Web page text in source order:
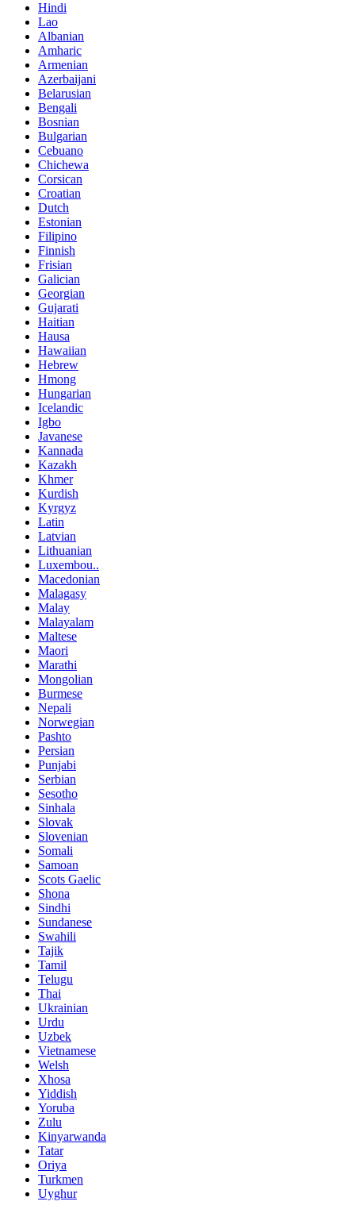
Hindi
Lao
Albanian
Amharic
Armenian
Azerbaijani
Belarusian
Bengali
Bosnian
Bulgarian
Cebuano
Chichewa
Corsican
Croatian
Dutch
Estonian
Filipino
Finnish
Frisian
Galician
Georgian
Gujarati
Haitian
Hausa
Hawaiian
Hebrew
Hmong
Hungarian
Icelandic
Igbo
Javanese
Kannada
Kazakh
Khmer
Kurdish
Kyrgyz
Latin
Latvian
Lithuanian
Luxembou..
Macedonian
Malagasy
Malay
Malayalam
Maltese
Maori
Marathi
Mongolian
Burmese
Nepali
Norwegian
Pashto
Persian
Punjabi
Serbian
Sesotho
Sinhala
Slovak
Slovenian
Somali
Samoan
Scots Gaelic
Shona
Sindhi
Sundanese
Swahili
Tajik
Tamil
Telugu
Thai
Ukrainian
Urdu
Uzbek
Vietnamese
Welsh
Xhosa
Yiddish
Yoruba
Zulu
Kinyarwanda
Tatar
Oriya
Turkmen
Uyghur